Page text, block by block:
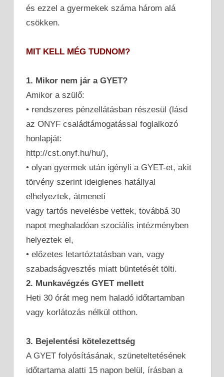
és ezzel a gyermekek száma három alá
csökken.
MIT KELL MÉG TUDNOM?
1. Mikor nem jár a GYET?
Amikor a szülő:
• rendszeres pénzellátásban részesül (lásd
az ONYF családtámogatással foglalkozó
honlapját:
http://cst.onyf.hu/hu/),
• olyan gyermek után igényli a GYET-et, akit
törvény szerint ideiglenes hatállyal
elhelyeztek, átmeneti
vagy tartós nevelésbe vettek, továbbá 30
napot meghaladóan szociális intézményben
helyeztek el,
• előzetes letartóztatásban van, vagy
szabadságvesztés miatt büntetését tölti.
2. Munkavégzés GYET mellett
Heti 30 órát meg nem haladó időtartamban
vagy korlátozás nélkül otthon.
3. Bejelentési kötelezettség
A GYET folyósításának, szüneteltetésének
időtartama alatti 15 napon belül, írásban a